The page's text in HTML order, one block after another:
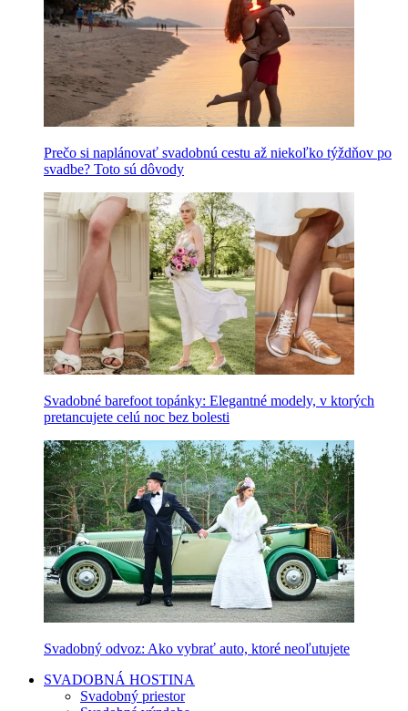
Prečo si naplánovať svadobnú cestu až niekoľko týždňov po
svadbe? Toto sú dôvody
Svadobné barefoot topánky: Elegantné modely, v ktorých
pretancujete celú noc bez bolesti
Svadobný odvoz: Ako vybrať auto, ktoré neoľutujete
SVADOBNÁ HOSTINA
Svadobný priestor